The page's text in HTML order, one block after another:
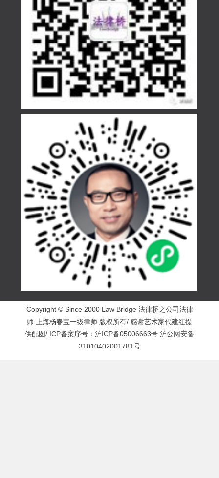
Copyright © Since 2000 Law Bridge 法律桥之公司法律
师 上海杨春宝一级律师 版权所有/ 感谢艺术家代建红提
供配图/ ICP备案序号： 沪ICP备05006663号 沪公网安备
31010402001781号